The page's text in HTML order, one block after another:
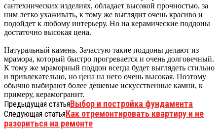
сантехнических изделиях, обладает высокой прочностью, за
ним легко ухаживать, к тому же выглядит очень красиво и
подойдет к любому интерьеру. Но на керамические поддоны
достаточно высокая цена.
Натуральный камень. Зачастую такие поддоны делают из
мрамора, который быстро прогревается и очень долговечный.
К тому же мраморный поддон всегда будет выглядеть стильно
и привлекательно, но цена на него очень высокая. Поэтому
обычно выбирают более дешевые искусственные камни, к
примеру, керамогранит.
Предыдущая статьяВыбор и постройка фундамента
Следующая статьяКак отремонтировать квартиру и не
разориться на ремонте